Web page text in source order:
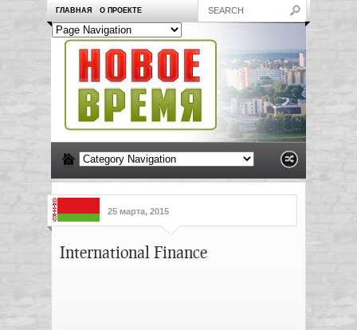
ГЛАВНАЯ О ПРОЕКТЕ
25 марта, 2015
International Finance